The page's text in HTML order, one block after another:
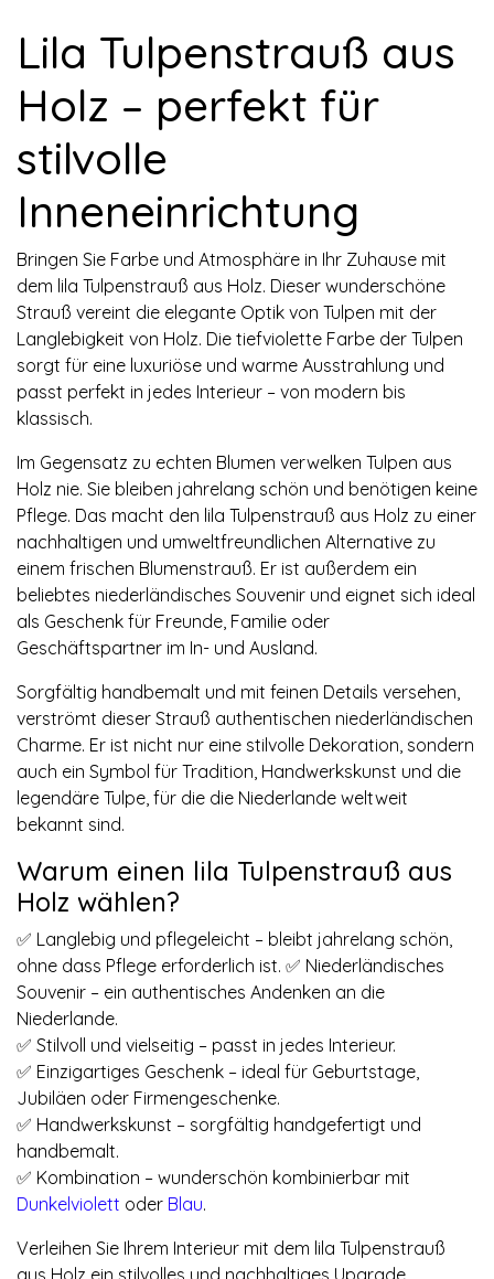
Lila Tulpenstrauß aus
Holz – perfekt für
stilvolle
Inneneinrichtung
Bringen Sie Farbe und Atmosphäre in Ihr Zuhause mit
dem lila Tulpenstrauß aus Holz. Dieser wunderschöne
Strauß vereint die elegante Optik von Tulpen mit der
Langlebigkeit von Holz. Die tiefviolette Farbe der Tulpen
sorgt für eine luxuriöse und warme Ausstrahlung und
passt perfekt in jedes Interieur – von modern bis
klassisch.
Im Gegensatz zu echten Blumen verwelken Tulpen aus
Holz nie. Sie bleiben jahrelang schön und benötigen keine
Pflege. Das macht den lila Tulpenstrauß aus Holz zu einer
nachhaltigen und umweltfreundlichen Alternative zu
einem frischen Blumenstrauß. Er ist außerdem ein
beliebtes niederländisches Souvenir und eignet sich ideal
als Geschenk für Freunde, Familie oder
Geschäftspartner im In- und Ausland.
Sorgfältig handbemalt und mit feinen Details versehen,
verströmt dieser Strauß authentischen niederländischen
Charme. Er ist nicht nur eine stilvolle Dekoration, sondern
auch ein Symbol für Tradition, Handwerkskunst und die
legendäre Tulpe, für die die Niederlande weltweit
bekannt sind.
Warum einen lila Tulpenstrauß aus
Holz wählen?
✅ Langlebig und pflegeleicht – bleibt jahrelang schön,
ohne dass Pflege erforderlich ist. ✅ Niederländisches
Souvenir – ein authentisches Andenken an die
Niederlande.
✅ Stilvoll und vielseitig – passt in jedes Interieur.
✅ Einzigartiges Geschenk – ideal für Geburtstage,
Jubiläen oder Firmengeschenke.
✅ Handwerkskunst – sorgfältig handgefertigt und
handbemalt.
✅ Kombination – wunderschön kombinierbar mit
Dunkelviolett oder Blau.
Verleihen Sie Ihrem Interieur mit dem lila Tulpenstrauß
aus Holz ein stilvolles und nachhaltiges Upgrade.